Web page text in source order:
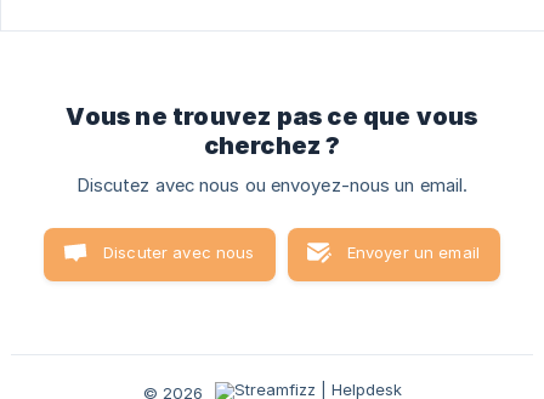
Vous ne trouvez pas ce que vous
cherchez ?
Discutez avec nous ou envoyez-nous un email.
Discuter avec nous Envoyer un email
© 2026